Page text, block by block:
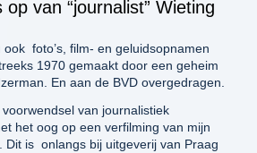
van “journalist” Wieting
foto’s, film- en geluidsopnamen
1970 gemaakt door een geheim
En aan de BVD overgedragen.
van journalistiek
het oog op een verfilming van mijn
Dit is onlangs bij uitgeverij van Praag